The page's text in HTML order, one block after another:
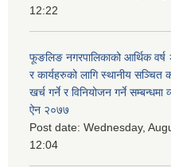
12:22
फूङलिङ नगरपालिकाको आर्थिक
र कार्यहरुको लागि स्थानीय सञ्चित
खर्च गर्ने र विनियोजन गर्ने सम्बन्धमा
ऐन २०७७
Post date: Wednesday,
12:04